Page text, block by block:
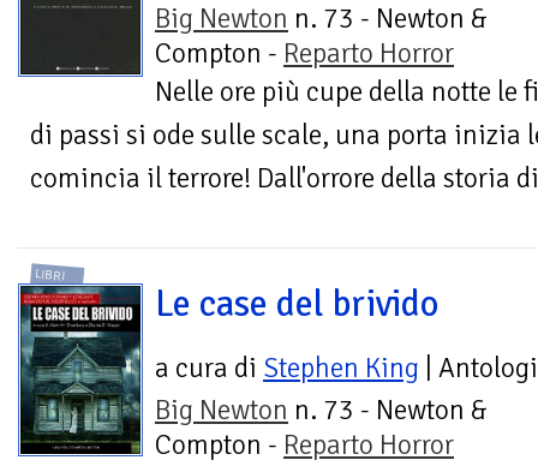
Big Newton n. 73 - Newton &
Compton - Reparto Horror
Nelle ore più cupe della notte le
di passi si ode sulle scale, una porta inizia
comincia il terrore! Dall'orrore della storia
LIBRI
Le case del brivido
a cura di Stephen King |
Big Newton n. 73 - Newton &
Compton - Reparto Horror